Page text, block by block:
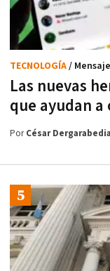
Las nuevas
que ayudan
TECNOLOGÍA/
PorCésar